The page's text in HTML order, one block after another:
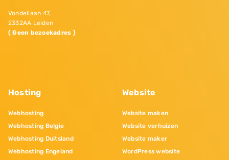
Vondellaan 47,
2332AA Leiden
( Geen bezoekadres )
Hosting
Webhosting
Webhosting Belgie
Webhosting Duitsland
Webhosting Engeland
Website
Website maken
Website verhuizen
Website maker
WordPress website